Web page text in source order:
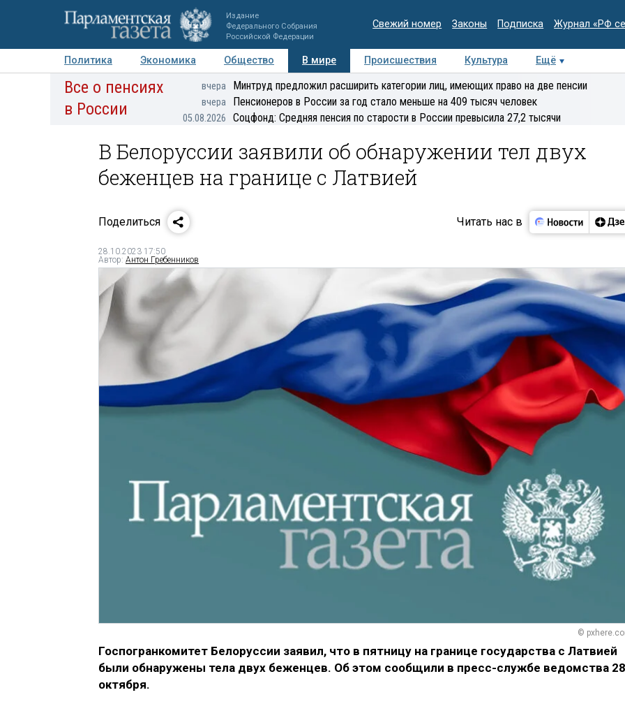
Издание
Федерального Собрания
Российской Федерации
Свежий номер Законы Подписка Журнал «РФ
Политика Экономика Общество В мире Происшествия Культура
Ещё
Авторы Персоны Мнения Регионы Медиацентр Интервью Колумнисты
Все о пенсиях
в России
вчера Минтруд предложил расширить категории лиц, имеющих право на две пенсии
вчера Пенсионеров в России за год стало меньше на 409 тысяч человек
05.08.2026 Соцфонд: Средняя пенсия по старости в России превысила 27,2 тысячи
В Белоруссии заявили об обнаружении тел двух
беженцев на границе с Латвией
Поделиться Читать нас в
28.10.2023 17:50
Автор: Антон Гребенников
©
Госпогранкомитет Белоруссии заявил, что в пятницу на границе государства с Латвией
были обнаружены тела двух беженцев. Об этом сообщили в пресс-службе ведомства 28
октября.